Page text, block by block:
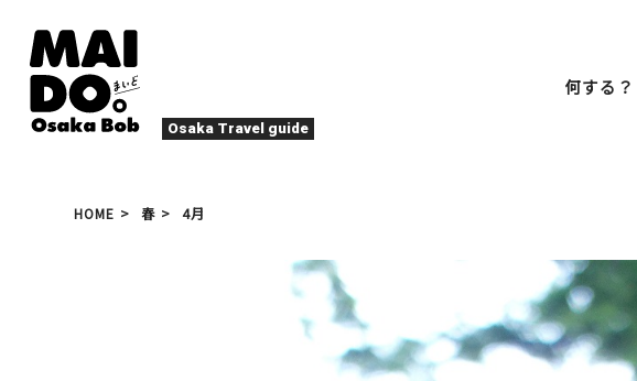
Osaka Travel guide
何する？
ナイトライフ
大阪人
キタ（梅田・北新地）
ミナミ
（道頓堀・難波・
心斎橋・日本橋）
ローカルフード たこ焼き
HOME 春 4月